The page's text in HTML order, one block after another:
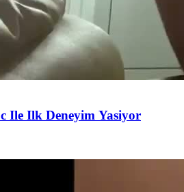
Ile Ilk Deneyim Yasiyor